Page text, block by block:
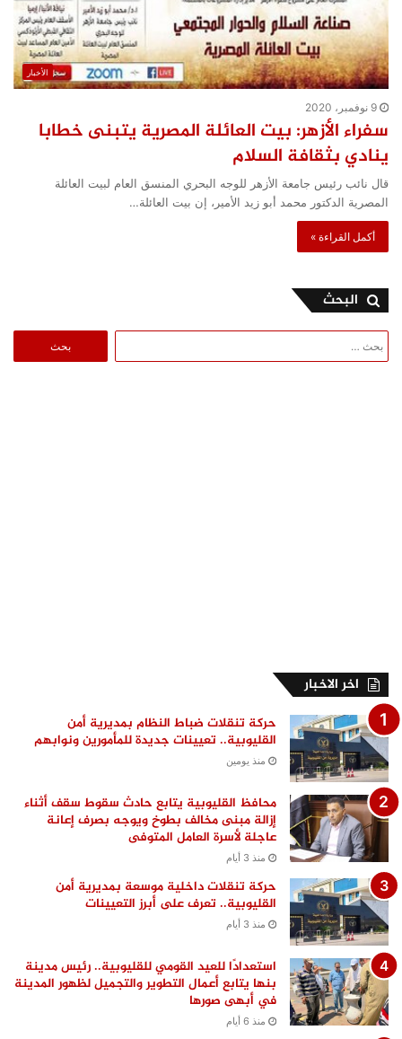
الأخبار
9 نوفمبر، 2020
سفراء الأزهر: بيت العائلة المصرية يتبنى خطابا
ينادي بثقافة السلام
قال نائب رئيس جامعة الأزهر للوجه البحري المنسق العام لبيت العائلة
المصرية الدكتور محمد أبو زيد الأمير، إن بيت العائلة…
أكمل القراءة »
البحث
عن:
اخر الاخبار
حركة تنقلات ضباط النظام بمديرية أمن
القليوبية.. تعيينات جديدة للمأمورين ونوابهم
منذ يومين
محافظ القليوبية يتابع حادث سقوط سقف أثناء
إزالة مبنى مخالف بطوخ ويوجه بصرف إعانة
عاجلة لأسرة العامل المتوفى
منذ 3 أيام
حركة تنقلات داخلية موسعة بمديرية أمن
القليوبية.. تعرف على أبرز التعيينات
منذ 3 أيام
استعدادًا للعيد القومي للقليوبية.. رئيس مدينة
بنها يتابع أعمال التطوير والتجميل لظهور المدينة
في أبهى صورها
منذ 6 أيام